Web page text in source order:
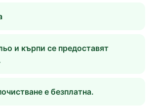
и кърпи се предоставят
е безплатна.